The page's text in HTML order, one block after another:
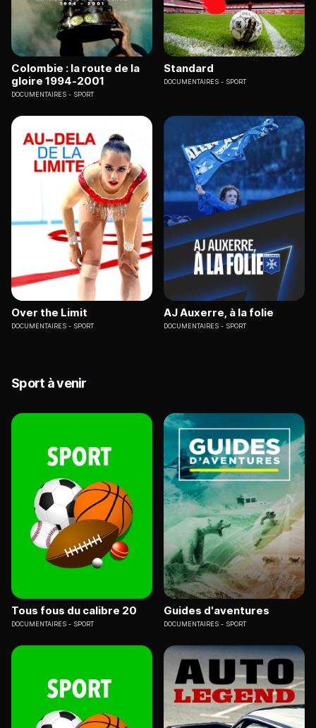
Colombie : la route de la
gloire 1994-2001
DOCUMENTAIRES SPORT
Standard
DOCUMENTAIRES SPORT
Over the Limit
DOCUMENTAIRES SPORT
AJ Auxerre, à la folie
DOCUMENTAIRES SPORT
Sport à venir
Tous fous du calibre 20
DOCUMENTAIRES SPORT
Guides d'aventures
DOCUMENTAIRES SPORT